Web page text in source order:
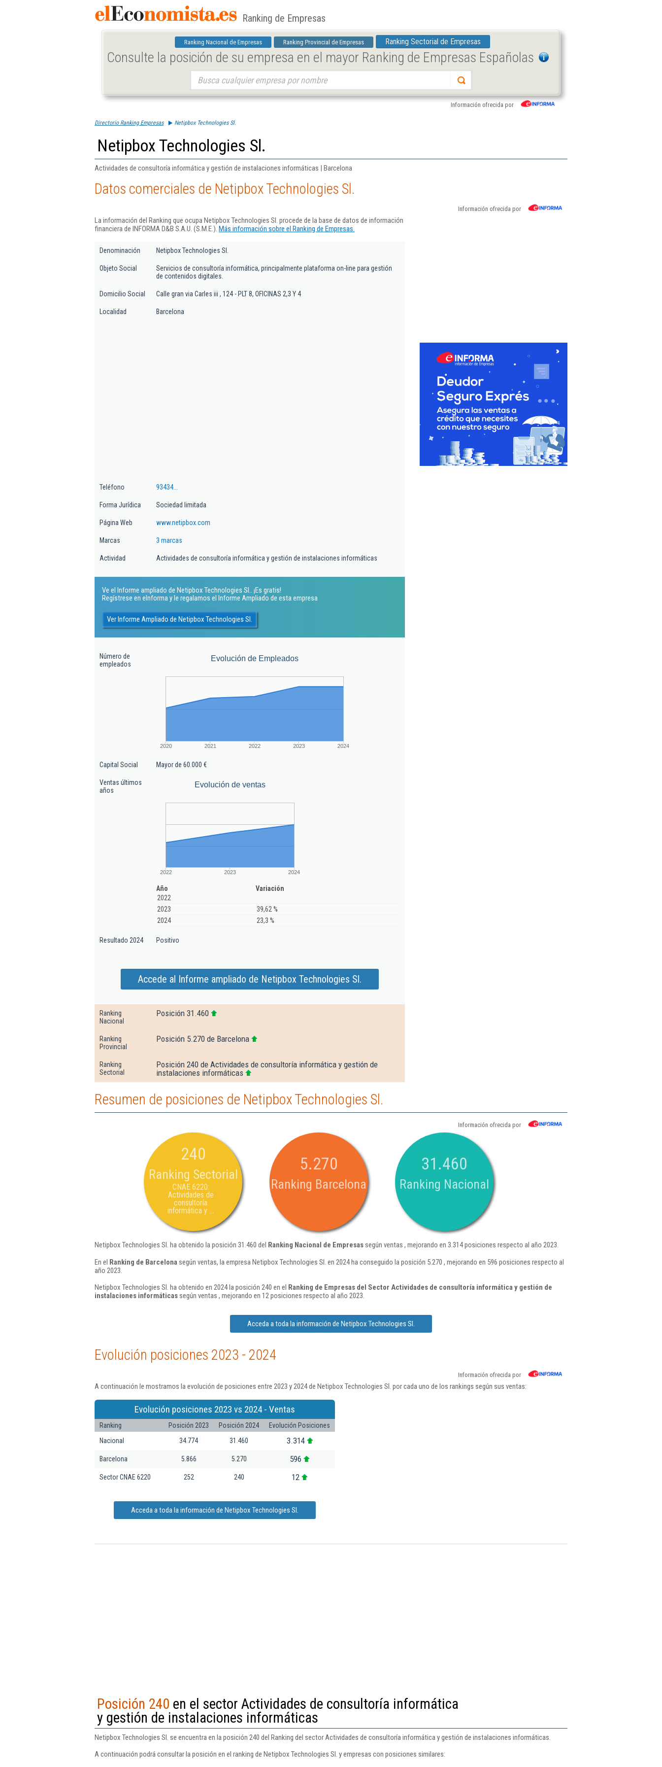
Ranking de Empresas
Ranking Nacional de Empresas Ranking Provincial de Empresas Ranking Sectorial de Empresas
Consulte la posición de su empresa en el mayor Ranking de Empresas Españolas
Información ofrecida por
Directorio Ranking Empresas Netipbox Technologies Sl.
Netipbox Technologies Sl.
Actividades de consultoría informática y gestión de instalaciones informáticas | Barcelona
Datos comerciales de Netipbox Technologies Sl.
Información ofrecida por
La información del Ranking que ocupa Netipbox Technologies Sl. procede de la base de datos de información
financiera de INFORMA D&B S.A.U. (S.M.E.). Más información sobre el Ranking de Empresas.
Denominación Netipbox Technologies Sl.
Objeto Social
Servicios de consultoría informática, principalmente plataforma on-line para gestión
de contenidos digitales.
Domicilio Social Calle gran via Carles iii , 124 - PLT 8, OFICINAS 2,3 Y 4
Localidad Barcelona
Teléfono 93434...
Forma Jurídica Sociedad limitada
Página Web www.netipbox.com
Marcas 3 marcas
Actividad Actividades de consultoría informática y gestión de instalaciones informáticas
Ve el Informe ampliado de Netipbox Technologies Sl.. ¡Es gratis!
Regístrese en eInforma y le regalamos el Informe Ampliado de esta empresa
Ver Informe Ampliado de Netipbox Technologies Sl.
Número de
empleados
Evolución de Empleados
2020 2021 2022 2023 2024
Capital Social Mayor de 60.000 €
Ventas últimos
años
Evolución de ventas
2022 2023 2024
Año
Variación
2022
2023
39,62 %
2024
23,3 %
Resultado 2024 Positivo
Accede al Informe ampliado de Netipbox Technologies Sl.
Ranking
Nacional
Posición 31.460
Ranking
Provincial
Posición 5.270 de Barcelona
Ranking
Sectorial
Posición 240 de Actividades de consultoría informática y gestión de
instalaciones informáticas
Resumen de posiciones de Netipbox Technologies Sl.
Información ofrecida por
240
Ranking Sectorial
CNAE 6220:
Actividades de
consultoría
informática y ...
5.270
Ranking Barcelona
31.460
Ranking Nacional
Netipbox Technologies Sl. ha obtenido la posición 31.460 del Ranking Nacional de Empresassegún ventas , mejorando en 3.314 posiciones respecto al año 2023.
En el Ranking de Barcelona según ventas, la empresa Netipbox Technologies Sl. en 2024 ha conseguido la posición 5.270 , mejorando en 596 posiciones respecto al
año 2023.
Netipbox Technologies Sl. ha obtenido en 2024 la posición 240 en el Ranking de Empresas del Sector Actividades de consultoría informática y gestión de
instalaciones informáticassegún ventas , mejorando en 12 posiciones respecto al año 2023.
Acceda a toda la información de Netipbox Technologies Sl.
Evolución posiciones 2023 - 2024
Información ofrecida por
A continuación le mostramos la evolución de posiciones entre 2023 y 2024 de Netipbox Technologies Sl. por cada uno de los rankings según sus ventas:
Evolución posiciones 2023 vs 2024 - Ventas
Ranking Posición 2023 Posición 2024
Evolución Posiciones
Nacional
34.774 31.460 3.314
Barcelona 5.866 5.270 596
Sector CNAE 6220 252 240 12
Acceda a toda la información de Netipbox Technologies Sl.
Posición 240 en el sector Actividades de consultoría informática
y gestión de instalaciones informáticas
Netipbox Technologies Sl. se encuentra en la posición 240 del Ranking del sector Actividades de consultoría informática y gestión de instalaciones informáticas.
A continuación podrá consultar la posición en el ranking de Netipbox Technologies Sl. y empresas con posiciones similares: